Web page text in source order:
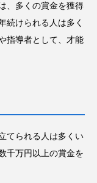
、多くの賞金を獲得
続けられる人は多く
指導者として、才能
てられる人は多くい
千万円以上の賞金を